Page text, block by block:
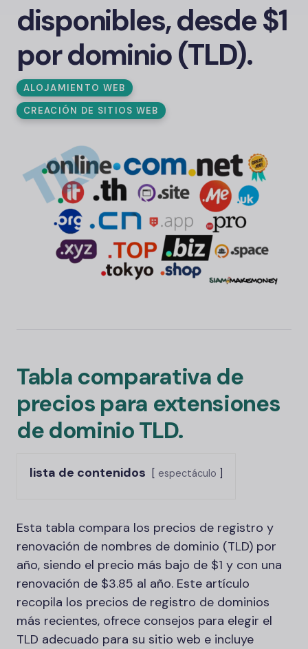
disponibles, desde $1
por dominio (TLD).
ALOJAMIENTO WEB
CREACIÓN DE SITIOS WEB
Tabla comparativa de
precios para extensiones
de dominio TLD.
lista de contenidos espectáculo
Esta tabla compara los precios de registro y
renovación de nombres de dominio (TLD) por
año, siendo el precio más bajo de $1 y con una
renovación de $3.85 al año. Este artículo
recopila los precios de registro de dominios
más recientes, ofrece consejos para elegir el
TLD adecuado para su sitio web e incluye